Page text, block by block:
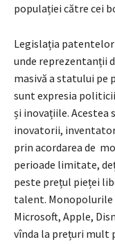
populației către cei
Legislația
unde reprezentanții
masivă a statului pe
sunt expresia
și inovațiile. Acestea
inovatorii,
prin acordarea de
perioade limitate,
peste prețul pieței
talent. Monopolurile
Microsoft, Apple,
vînda la prețuri mult